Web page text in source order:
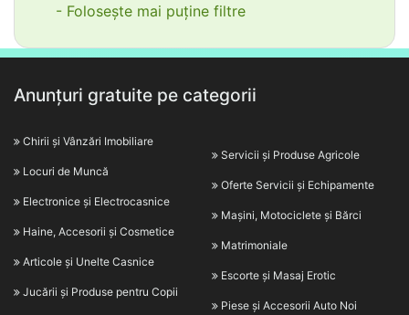
- Folosește mai puține filtre
Anunțuri gratuite pe categorii
Chirii și Vânzări Imobiliare
Locuri de Muncă
Electronice și Electrocasnice
Haine, Accesorii și Cosmetice
Articole și Unelte Casnice
Jucării și Produse pentru Copii
Servicii și Produse Agricole
Oferte Servicii și Echipamente
Mașini, Motociclete și Bărci
Matrimoniale
Escorte și Masaj Erotic
Piese și Accesorii Auto Noi